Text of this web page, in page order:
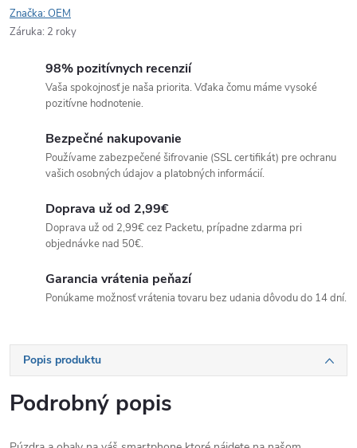
Značka:OEM
Záruka: 2 roky
98% pozitívnych recenzií
Vaša spokojnosť je naša priorita. Vďaka čomu máme vysoké
pozitívne hodnotenie.
Bezpečné nakupovanie
Používame zabezpečené šifrovanie (SSL certifikát) pre ochranu
vašich osobných údajov a platobných informácií.
Doprava už od 2,99€
Doprava už od 2,99€ cez Packetu, prípadne zdarma pri
objednávke nad 50€.
Garancia vrátenia peňazí
Ponúkame možnosť vrátenia tovaru bez udania dôvodu do 14 dní.
Popis produktu
Podrobný popis